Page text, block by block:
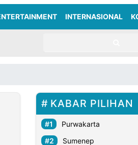
INTERNASIONAL
KABAR PILIHAN
Purwakarta
Sumenep